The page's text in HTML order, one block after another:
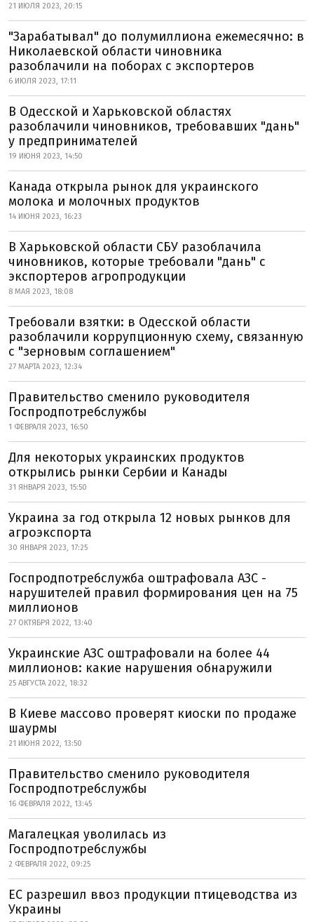
21 ИЮЛЯ 2023, 20:15
"Зарабатывал" до полумиллиона ежемесячно: в
Николаевской области чиновника
разоблачили на поборах с экспортеров
6 ИЮЛЯ 2023, 17:11
В Одесской и Харьковской областях
разоблачили чиновников, требовавших "дань"
у предпринимателей
19 ИЮНЯ 2023, 14:50
Канада открыла рынок для украинского
молока и молочных продуктов
14 ИЮНЯ 2023, 16:23
В Харьковской области СБУ разоблачила
чиновников, которые требовали "дань" с
экспортеров агропродукции
8 МАЯ 2023, 18:08
Требовали взятки: в Одесской области
разоблачили коррупционную схему, связанную
с "зерновым соглашением"
27 МАРТА 2023, 12:34
Правительство сменило руководителя
Госпродпотребслужбы
1 ФЕВРАЛЯ 2023, 16:50
Для некоторых украинских продуктов
открылись рынки Сербии и Канады
31 ЯНВАРЯ 2023, 15:50
Украина за год открыла 12 новых рынков для
агроэкспорта
30 ЯНВАРЯ 2023, 17:25
Госпродпотребслужба оштрафовала АЗС -
нарушителей правил формирования цен на 75
миллионов
27 ОКТЯБРЯ 2022, 13:40
Украинские АЗС оштрафовали на более 44
миллионов: какие нарушения обнаружили
25 АВГУСТА 2022, 18:32
В Киеве массово проверят киоски по продаже
шаурмы
21 ИЮНЯ 2022, 13:50
Правительство сменило руководителя
Госпродпотребслужбы
16 ФЕВРАЛЯ 2022, 13:45
Магалецкая уволилась из
Госпродпотребслужбы
2 ФЕВРАЛЯ 2022, 09:25
ЕС разрешил ввоз продукции птицеводства из
Украины